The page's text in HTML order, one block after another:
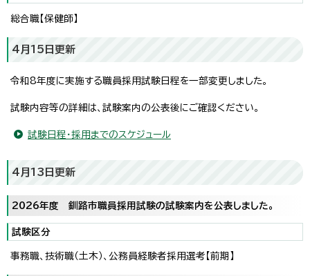
総合職【保健師】
4月15日更新
令和8年度に実施する職員採用試験日程を一部変更しました。
試験内容等の詳細は、試験案内の公表後にご確認ください。
試験日程・採用までのスケジュール
4月13日更新
2026年度 釧路市職員採用試験の試験案内を公表しました。
試験区分
事務職、技術職（土木）、公務員経験者採用選考【前期】